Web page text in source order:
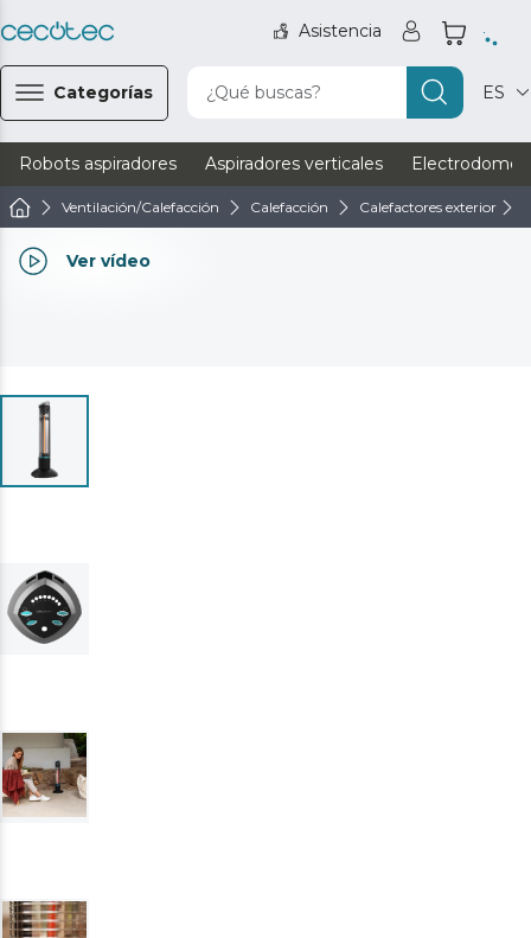
Asistencia
Categorías ¿Qué buscas? ES
Robots aspiradores Aspiradores verticales
Ventilación/Calefacción Calefacción Calefactores exterior
Ver vídeo